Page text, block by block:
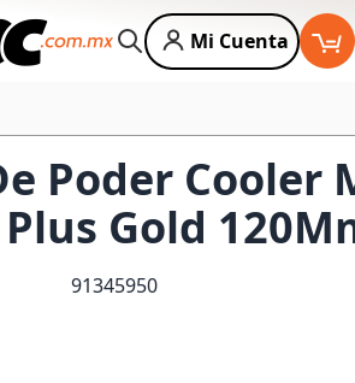
Buscar
Mi Cuenta
Poder Cooler
Gold